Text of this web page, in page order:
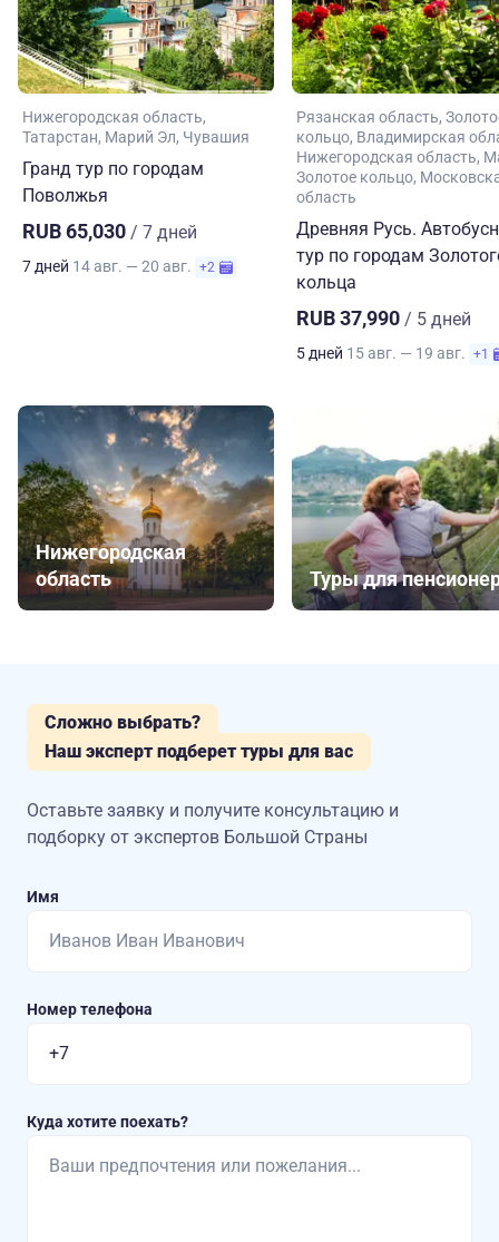
Нижегородская область
Татарстан Марий Эл Чувашия
Гранд тур по городам
Поволжья
RUB 65,030 / 7 дней
7 дней 14 авг. — 20 авг. +2
Рязанская область
кольцо Владимирская
Нижегородская область
Золотое кольцо
область
Древняя Русь.
тур по городам
кольца
RUB 37,990 / 5 дней
5 дней 15 авг. — 19 авг. +1
Нижегородская
область
Туры для
Сложно выбрать?
Наш эксперт подберет туры для вас
Оставьте заявку и получите консультацию и
подборку от экспертов Большой Страны
Имя
Номер телефона
Куда хотите поехать?